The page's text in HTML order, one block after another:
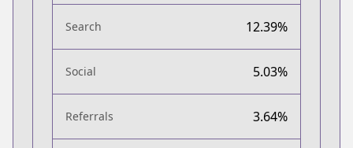
Search 12.39%
Social 5.03%
Referrals 3.64%